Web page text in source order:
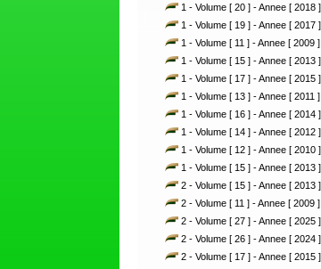
1 - Volume [ 20 ] - Annee [ 2018 ]
1 - Volume [ 19 ] - Annee [ 2017 ]
1 - Volume [ 11 ] - Annee [ 2009 ]
1 - Volume [ 15 ] - Annee [ 2013 ]
1 - Volume [ 17 ] - Annee [ 2015 ]
1 - Volume [ 13 ] - Annee [ 2011 ]
1 - Volume [ 16 ] - Annee [ 2014 ]
1 - Volume [ 14 ] - Annee [ 2012 ]
1 - Volume [ 12 ] - Annee [ 2010 ]
1 - Volume [ 15 ] - Annee [ 2013 ]
2 - Volume [ 15 ] - Annee [ 2013 ]
2 - Volume [ 11 ] - Annee [ 2009 ]
2 - Volume [ 27 ] - Annee [ 2025 ]
2 - Volume [ 26 ] - Annee [ 2024 ]
2 - Volume [ 17 ] - Annee [ 2015 ]